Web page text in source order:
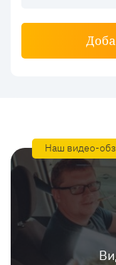
Наш видео-